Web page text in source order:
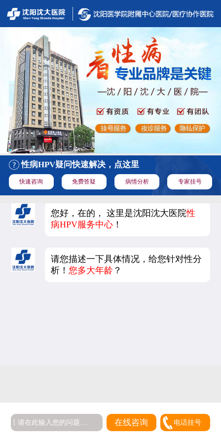
性病HPV疑问快速解决，点这里
快速咨询 免费答疑 病情分析 专家挂号
您好，在的， 这里是沈阳沈大医院性
病HPV服务中心 ！
请您描述一下具体情况，给您针对性分
析！您多大年龄 ？
在线咨询 电话挂号